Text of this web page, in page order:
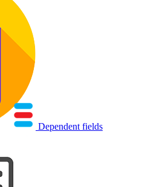
Dependent fields